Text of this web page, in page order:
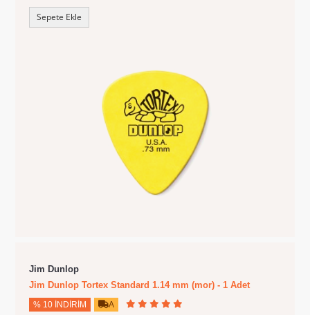
Sepete Ekle
Jim Dunlop
Jim Dunlop Tortex Standard 1.14 mm (mor) - 1 Adet
% 10 İNDIRIM A